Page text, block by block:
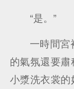
“是。”
一時間
的氣氛還要
小漿洗衣裳